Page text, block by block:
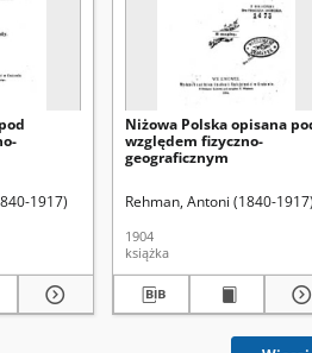
1917)
Niżowa Polska opisana
względem fizyczno-
geograficznym
Rehman, Antoni (1840-1917)
1904
książka